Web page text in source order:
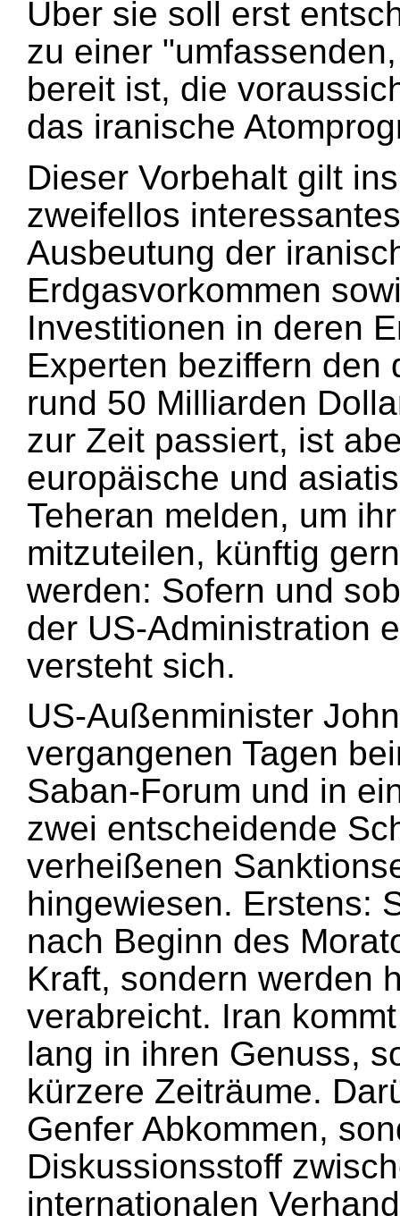
Über sie soll erst
zu einer
bereit ist, die
das iranische
Dieser Vorbehalt gilt
zweifellos
Ausbeutung der
Erdgasvorkommen
Investitionen in deren
Experten beziffern den
rund 50 Milliarden
zur Zeit passiert, ist
europäische und
Teheran melden, um
mitzuteilen, künftig
werden: Sofern und
der US-Administration
versteht sich.
US-Außenminister
vergangenen Tagen
Saban-Forum und in
zwei entscheidende
verheißenen
hingewiesen. Erstens:
nach Beginn des
Kraft, sondern werden
verabreicht. Iran
lang in ihren Genuss,
kürzere Zeiträume.
Genfer Abkommen,
Diskussionsstoff
internationalen